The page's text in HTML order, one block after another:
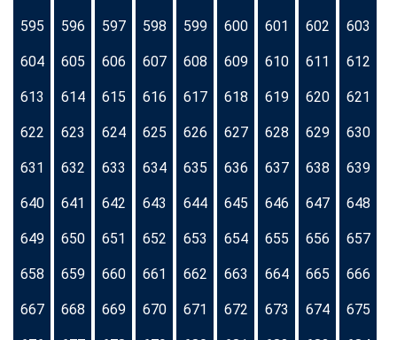
595 596 597 598 599 600 601 602 603
604 605 606 607 608 609 610 611 612
613 614 615 616 617 618 619 620 621
622 623 624 625 626 627 628 629 630
631 632 633 634 635 636 637 638 639
640 641 642 643 644 645 646 647 648
649 650 651 652 653 654 655 656 657
658 659 660 661 662 663 664 665 666
667 668 669 670 671 672 673 674 675